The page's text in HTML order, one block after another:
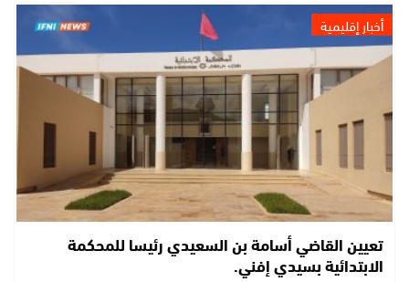
أخبار إقليمية
تعيين القاضي أسامة بن السعيدي رئيسا للمحكمة
الابتدائية بسيدي إفني.